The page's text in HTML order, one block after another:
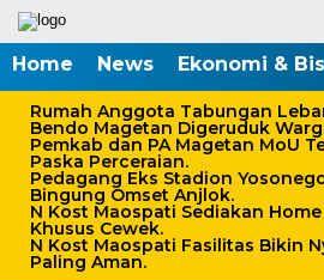
Home News Ekonomi &
Rumah Anggota Tabungan
Bendo Magetan Digeruduk
Pemkab dan PA Magetan MoU
Paska Perceraian.
Pedagang Eks Stadion
Bingung Omset Anjlok.
N Kost Maospati Sediakan
Khusus Cewek.
N Kost Maospati Fasilitas Bikin
Paling Aman.
Home /Hukum & Kriminal